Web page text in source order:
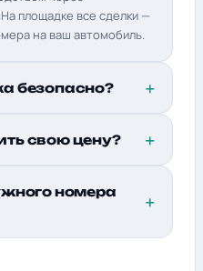
площадке все сделки —
на ваш автомобиль.
безопасно?
свою цену?
номера